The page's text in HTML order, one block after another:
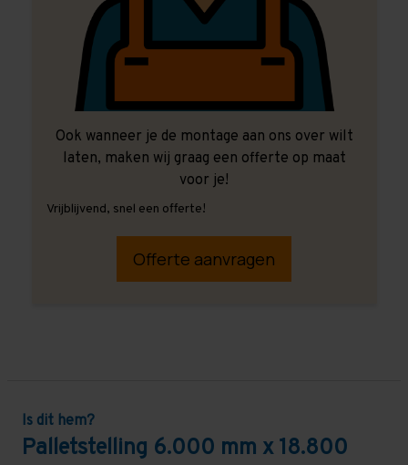
Ook wanneer je de montage aan ons over wilt
laten, maken wij graag een offerte op maat
voor je!
Vrijblijvend, snel een offerte!
Offerte aanvragen
Is dit hem?
Palletstelling 6.000 mm x 18.800